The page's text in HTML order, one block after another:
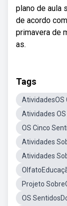
plano de aula
de acordo
primavera de
as.
Tags
AtividadesOS
Atividades
OS Cinco
Atividades
Atividades
Projeto
OS